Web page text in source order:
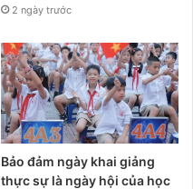
2 ngày trước
Bảo đảm ngày khai giảng
thực sự là ngày hội của học